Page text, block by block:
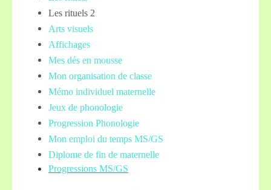
Les rituels 2
Arts visuels
Affichages
Mes dés en mousse
Mon organisation de classe
Mémo individuel maternelle
Jeux de phonologie
Progression Phonologie
Mon emploi du temps MS/GS
Diplome de fin de maternelle
Progressions MS/GS